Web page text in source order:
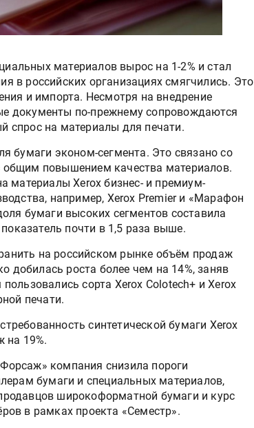
материалов вырос на 1-2% и стал
в российских организациях смягчились. Это
и импорта. Несмотря на внедрение
документы по-прежнему сопровождаются
спрос на материалы для печати.
бумаги эконом-сегмента. Это связано со
повышением качества материалов.
материалы Xerox бизнес- и премиум-
например, Xerox Premier и «Марафон
бумаги высоких сегментов составила
почти в 1,5 раза выше.
на российском рынке объём продаж
добилась роста более чем на 14%, заняв
сорта Xerox Colotech+ и Xerox
печати.
синтетической бумаги Xerox
на 19%.
компания снизила пороги
бумаги и специальных материалов,
широкоформатной бумаги и курс
в рамках проекта «Семестр».